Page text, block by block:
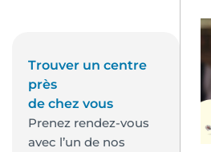
Trouver un centre
près
de chez vous
Prenez rendez-vous
avec l’un de nos